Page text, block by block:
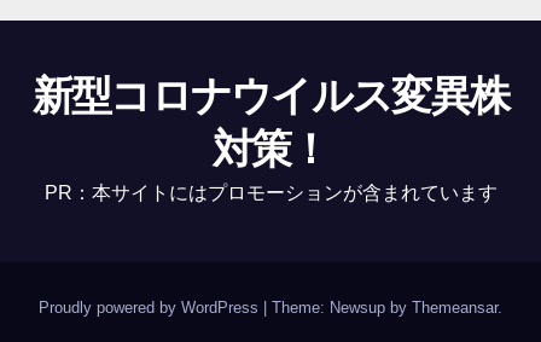
新型コロナウイルス変異株
対策！
PR：本サイトにはプロモーションが含まれています
Proudly powered by WordPress Theme: Newsup by Themeansar.